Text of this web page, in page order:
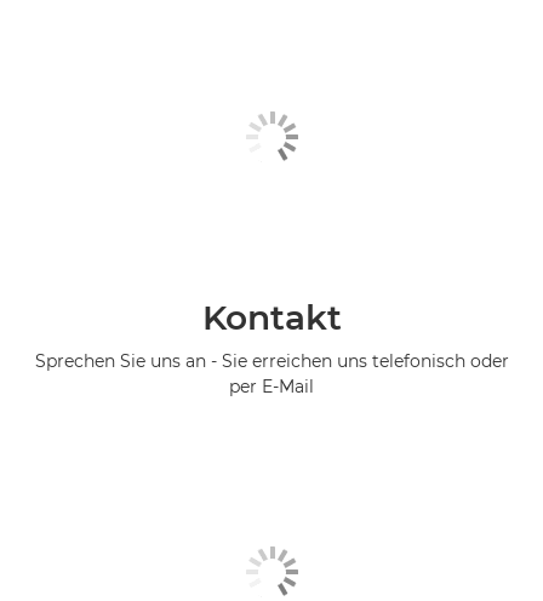
Kontakt
Sprechen Sie uns an - Sie erreichen uns telefonisch oder
per E-Mail